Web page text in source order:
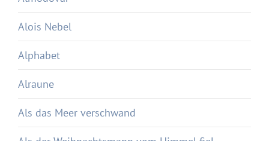
Alois Nebel
Alphabet
Alraune
Als das Meer verschwand